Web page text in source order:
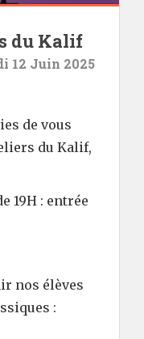
du Kalif
12 Juin 2025
de vous
du Kalif,
19H : entrée
nos élèves
: